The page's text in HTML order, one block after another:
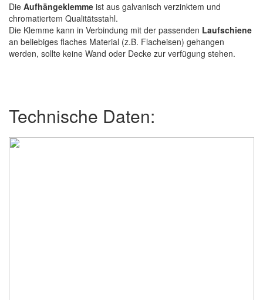
Die Aufhängeklemme ist aus galvanisch verzinktem und
chromatiertem Qualitätsstahl.
Die Klemme kann in Verbindung mit der passenden Laufschiene
an beliebiges flaches Material (z.B. Flacheisen) gehangen
werden, sollte keine Wand oder Decke zur verfügung stehen.
Technische Daten: